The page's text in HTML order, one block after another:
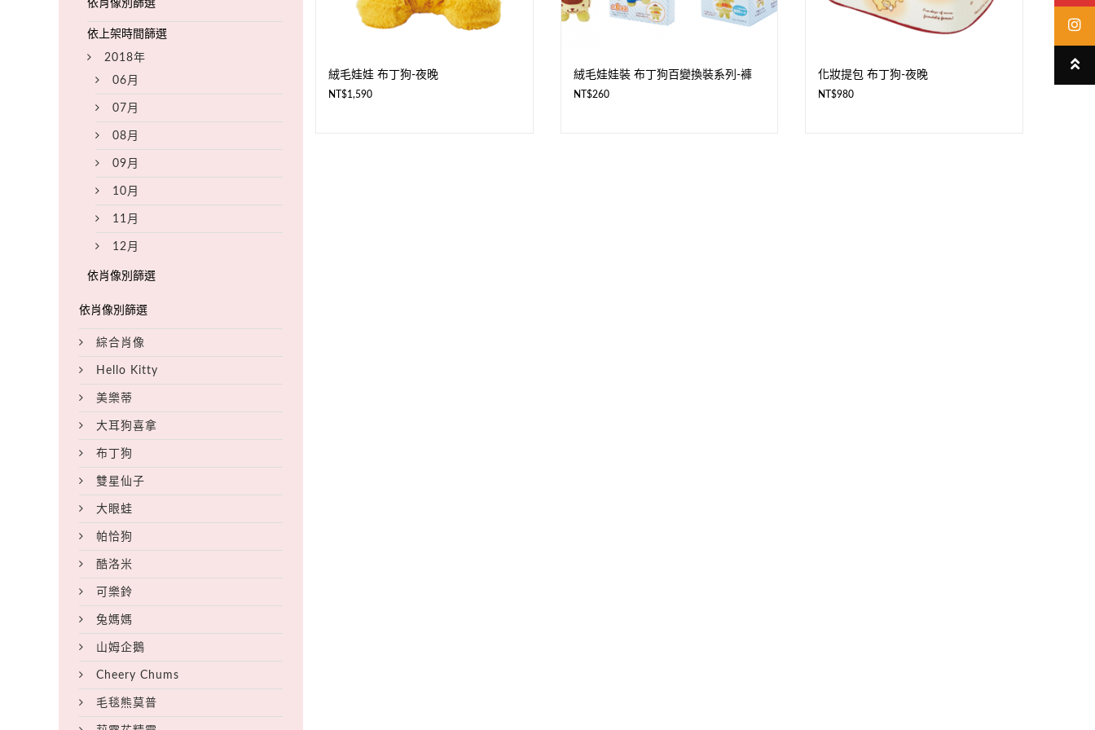
絨毛娃娃 布丁狗-夜晚
NT$1,590
絨毛娃娃裝 布丁狗百變換裝系列-褲
NT$260
化妝提包 布丁狗-夜晚
NT$980
2018年
06月
07月
08月
09月
10月
11月
12月
綜合肖像
Hello Kitty
美樂蒂
大耳狗喜拿
布丁狗
雙星仙子
大眼蛙
帕恰狗
酷洛米
可樂鈴
兔媽媽
山姆企鵝
Cheery Chums
毛毯熊莫普